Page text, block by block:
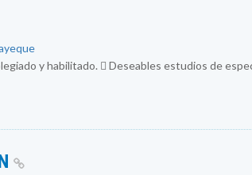
y habilitado.  Deseables estudios de